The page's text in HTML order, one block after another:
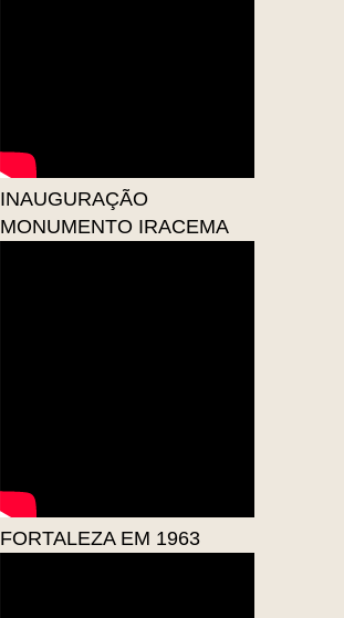
INAUGURAÇÃO
MONUMENTO IRACEMA
FORTALEZA EM 1963